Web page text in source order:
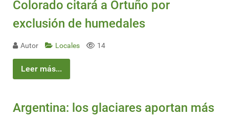
Colorado citará a Ortuño por
exclusión de humedales
Autor Locales 14
Leer más...
Argentina: los glaciares aportan más